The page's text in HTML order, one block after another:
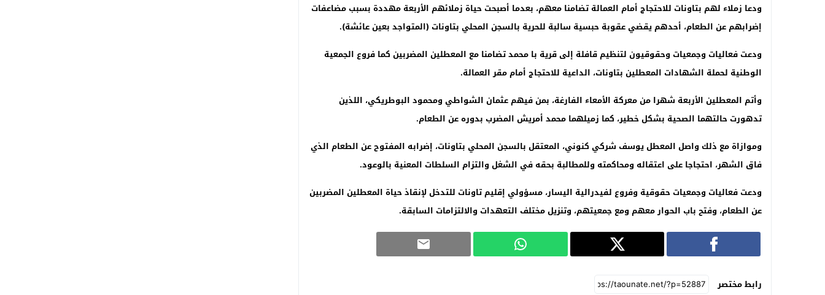
ودعا زملاء لهم بتاونات للاحتجاج أمام العمالة تضامنا معهم، بعدما أصبحت حياة زملائهم الأربعة مهددة بسبب مضاعفات
إضرابهم عن الطعام، أحدهم يقضي عقوبة حبسية سالبة للحرية بالسجن المحلي بتاونات (المتواجد بعين عائشة).
ودعت فعاليات وجمعيات وحقوقيون لتنظيم قافلة إلى قرية با محمد تضامنا مع المعطلين المضربين كما فروع الجمعية
الوطنية لحملة الشهادات المعطلين بتاونات، الداعية للاحتجاج أمام مقر العمالة.
وأتم المعطلين الأربعة شهرا من معركة الأمعاء الفارغة، بمن فيهم عثمان الشواطي ومحمود البوطريكي، اللذين
تدهورت حالتهما الصحية بشكل خطير، كما زميلهما محمد أمريش المضرب بدوره عن الطعام.
وموازاة مع ذلك واصل المعطل يوسف شركي كنوني، المعتقل بالسجن المحلي بتاونات، إضرابه المفتوح عن الطعام الذي
فاق الشهر، احتجاجا على اعتقاله ومحاكمته وللمطالبة بحقه في الشغل والتزام السلطات المعنية بالوعود.
ودعت فعاليات وجمعيات حقوقية وفروع لفيدرالية اليسار، مسؤولي إقليم تاونات للتدخل لإنقاذ حياة المعطلين المضربين
عن الطعام، وفتح باب الحوار معهم ومع جمعيتهم، وتنزيل مختلف التعهدات والالتزامات السابقة.
رابط مختصر